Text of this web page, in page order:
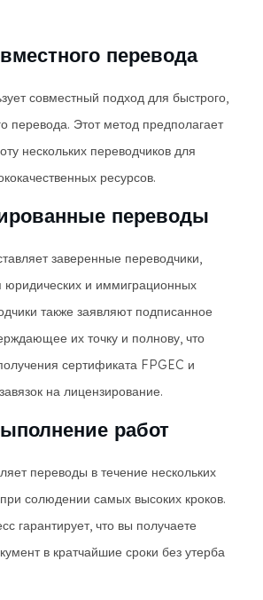
перевода
совместный подход для быстрого,
перевода. Этот метод предполагает
нескольких переводчиков для
ресурсов.
переводы
заверенные переводчики,
и иммиграционных
также заявляют подписанное
их точку и полнову, что
сертификата FPGEC и
на лицензирование.
работ
переводы в течение нескольких
солюдении самых высоких кроков.
гарантирует, что вы получаете
в кратчайшие сроки без утерба